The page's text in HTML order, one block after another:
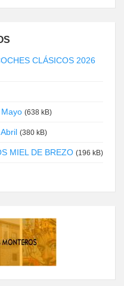
CLÁSICOS 2026
(638 kB)
(380 kB)
MIEL DE BREZO (196 kB)